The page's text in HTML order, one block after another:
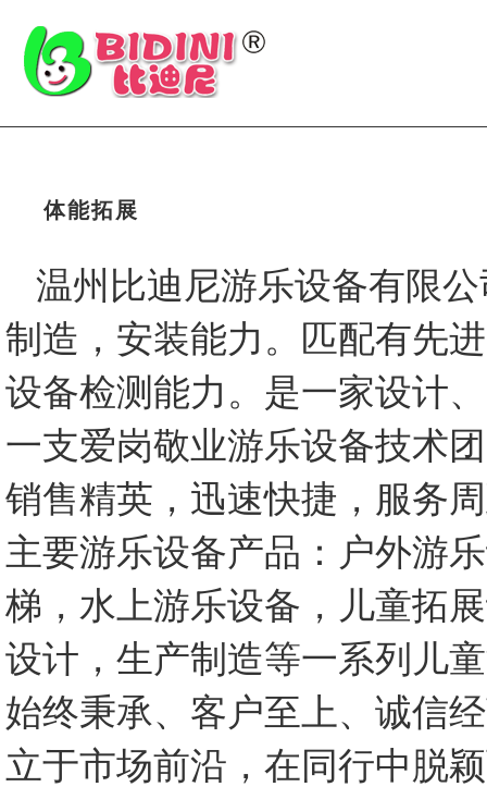
体能拓展
温州比迪尼游乐设备有限
制造，安装能力。匹配有先
设备检测能力。是一家设计
一支爱岗敬业游乐设备技术
销售精英，迅速快捷，服务
主要游乐设备产品：户外游
梯，水上游乐设备，儿童拓
设计，生产制造等一系列儿
始终秉承、客户至上、诚信
立于市场前沿，在同行中脱